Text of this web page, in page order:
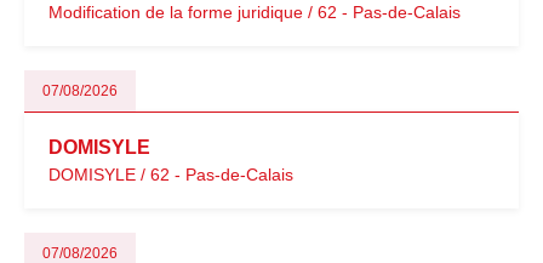
Modification de la forme juridique / 62 - Pas-de-Calais
07/08/2026
DOMISYLE
DOMISYLE / 62 - Pas-de-Calais
07/08/2026